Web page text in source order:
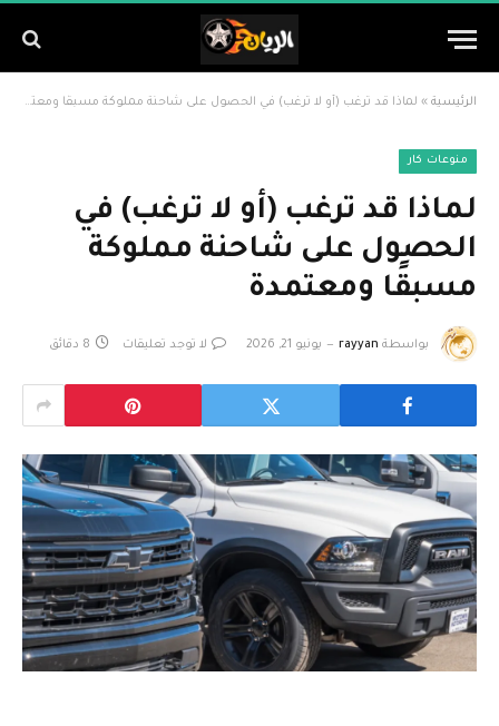
الرئيسية » لماذا قد ترغب (أو لا ترغب) في الحصول على شاحنة مملوكة مسبقًا ومعتمدة
منوعات كار
لماذا قد ترغب (أو لا ترغب) في
الحصول على شاحنة مملوكة
مسبقًا ومعتمدة
بواسطة rayyan يونيو 21, 2026 لا توجد تعليقات 8 دقائق